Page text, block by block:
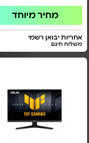
מחיר מיוחד
אחריות יבואן רשמי
משלוח חינם